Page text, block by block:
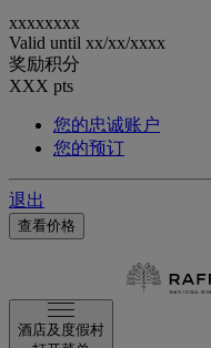
xxxxxxxx
Valid until xx/xx/xxxx
奖励积分
XXX pts
您的忠诚账户
您的预订
退出
查看价格
酒店及度假村